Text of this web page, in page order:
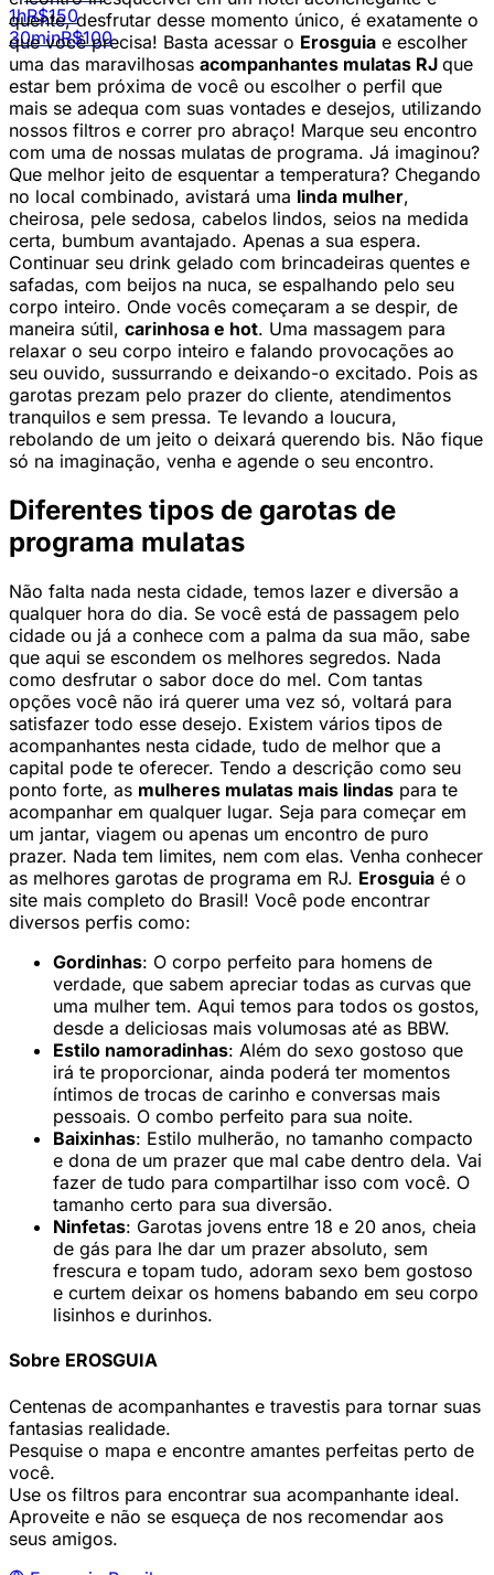
1hR$150
30minR$100
quente, desfrutar desse momento único, é exatamente o
que você precisa! Basta acessar o Erosguia e escolher
uma das maravilhosas acompanhantes mulatas RJ que
estar bem próxima de você ou escolher o perfil que
mais se adequa com suas vontades e desejos, utilizando
nossos filtros e correr pro abraço! Marque seu encontro
com uma de nossas mulatas de programa. Já imaginou?
Que melhor jeito de esquentar a temperatura? Chegando
no local combinado, avistará uma linda mulher,
cheirosa, pele sedosa, cabelos lindos, seios na medida
certa, bumbum avantajado. Apenas a sua espera.
Continuar seu drink gelado com brincadeiras quentes e
safadas, com beijos na nuca, se espalhando pelo seu
corpo inteiro. Onde vocês começaram a se despir, de
maneira sútil, carinhosa e hot. Uma massagem para
relaxar o seu corpo inteiro e falando provocações ao
seu ouvido, sussurrando e deixando-o excitado. Pois as
garotas prezam pelo prazer do cliente, atendimentos
tranquilos e sem pressa. Te levando a loucura,
rebolando de um jeito o deixará querendo bis. Não fique
só na imaginação, venha e agende o seu encontro.
Diferentes tipos de garotas de
programa mulatas
Não falta nada nesta cidade, temos lazer e diversão a
qualquer hora do dia. Se você está de passagem pelo
cidade ou já a conhece com a palma da sua mão, sabe
que aqui se escondem os melhores segredos. Nada
como desfrutar o sabor doce do mel. Com tantas
opções você não irá querer uma vez só, voltará para
satisfazer todo esse desejo. Existem vários tipos de
acompanhantes nesta cidade, tudo de melhor que a
capital pode te oferecer. Tendo a descrição como seu
ponto forte, as mulheres mulatas mais lindas para te
acompanhar em qualquer lugar. Seja para começar em
um jantar, viagem ou apenas um encontro de puro
prazer. Nada tem limites, nem com elas. Venha conhecer
as melhores garotas de programa em RJ. Erosguia é o
site mais completo do Brasil! Você pode encontrar
diversos perfis como:
Gordinhas: O corpo perfeito para homens de
verdade, que sabem apreciar todas as curvas que
uma mulher tem. Aqui temos para todos os gostos,
desde a deliciosas mais volumosas até as BBW.
Estilo namoradinhas: Além do sexo gostoso que
irá te proporcionar, ainda poderá ter momentos
íntimos de trocas de carinho e conversas mais
pessoais. O combo perfeito para sua noite.
Baixinhas: Estilo mulherão, no tamanho compacto
e dona de um prazer que mal cabe dentro dela. Vai
fazer de tudo para compartilhar isso com você. O
tamanho certo para sua diversão.
Ninfetas: Garotas jovens entre 18 e 20 anos, cheia
de gás para lhe dar um prazer absoluto, sem
frescura e topam tudo, adoram sexo bem gostoso
e curtem deixar os homens babando em seu corpo
lisinhos e durinhos.
Sobre EROSGUIA
Centenas de acompanhantes e travestis para tornar suas
fantasias realidade.
Pesquise o mapa e encontre amantes perfeitas perto de
você.
Use os filtros para encontrar sua acompanhante ideal.
Aproveite e não se esqueça de nos recomendar aos
seus amigos.